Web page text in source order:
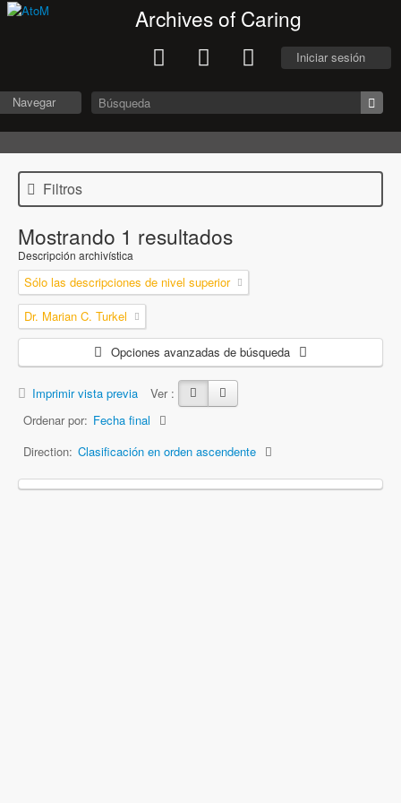
Archives of Caring
Iniciar sesión
Navegar
Filtros
Mostrando 1 resultados
Descripción archivística
Sólo las descripciones de nivel superior
Dr. Marian C. Turkel
Opciones avanzadas de búsqueda
Imprimir vista previa
Ver :
Ordenar por: Fecha final
Direction: Clasificación en orden ascendente